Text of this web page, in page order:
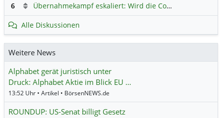
6 Übernahmekampf eskaliert: Wird die Commerzbank italienisch?
Alle Diskussionen
Weitere News
Alphabet gerät juristisch unter
Druck: Alphabet Aktie im Blick EU …
13:52 Uhr • Artikel • BörsenNEWS.de
ROUNDUP: US-Senat billigt Gesetz